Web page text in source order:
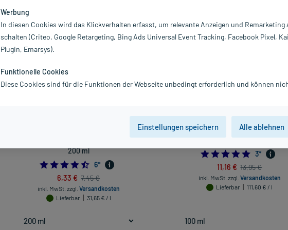
Sortieren Relevanz absteigend Produkte pro Seite: 24
Weleda Calendula Waschlotion & Shampoo,
200 ml
4.5
6*
6,33 € 7,45 €
inkl. MwSt. zzgl. Versandkosten
Lieferbar
31,65 € / l
Weleda Belebendes Haar-Tonikum,
5.0
3*
11,16 € 13,95 €
inkl. MwSt. zzgl. Versandkosten
Lieferbar
111,60 € / l
Werbung
In diesen Cookies wird das Klickverhalten erfasst, um relevante Anzeigen und Remarketing
schalten (Criteo, Google Retargeting, Bing Ads Universal Event Tracking, Facebook Pixel,
Plugin, Emarsys).
Funktionelle Cookies
Diese Cookies sind für die Funktionen der Webseite unbedingt erforderlich und können
Einstellungen speichern Alle ablehnen